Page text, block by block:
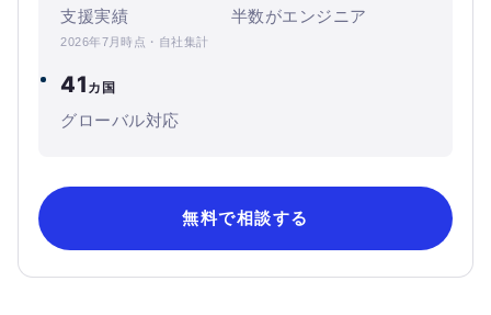
支援実績
2026年7月時点・自社集計
半数がエンジニア
41 カ国
グローバル対応
無料で相談する